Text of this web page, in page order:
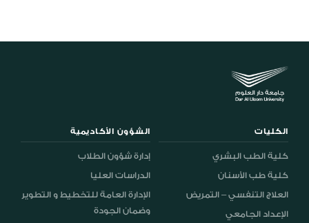
الكليات
كلية الطب البشري
كلية طب الأسنان
العلاج التنفسي – التمريض
الإعداد الجامعي
الشؤون الأكاديمية
إدارة شؤون الطلاب
الدراسات العليا
الإدارة العامة للتخطيط و التطوير
وضمان الجودة